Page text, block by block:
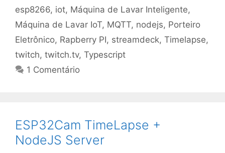
esp8266, iot, Máquina de Lavar Inteligente,
Máquina de Lavar IoT, MQTT, nodejs, Porteiro
Eletrônico, Rapberry PI, streamdeck, Timelapse,
twitch, twitch.tv, Typescript
1 Comentário
ESP32Cam TimeLapse +
NodeJS Server